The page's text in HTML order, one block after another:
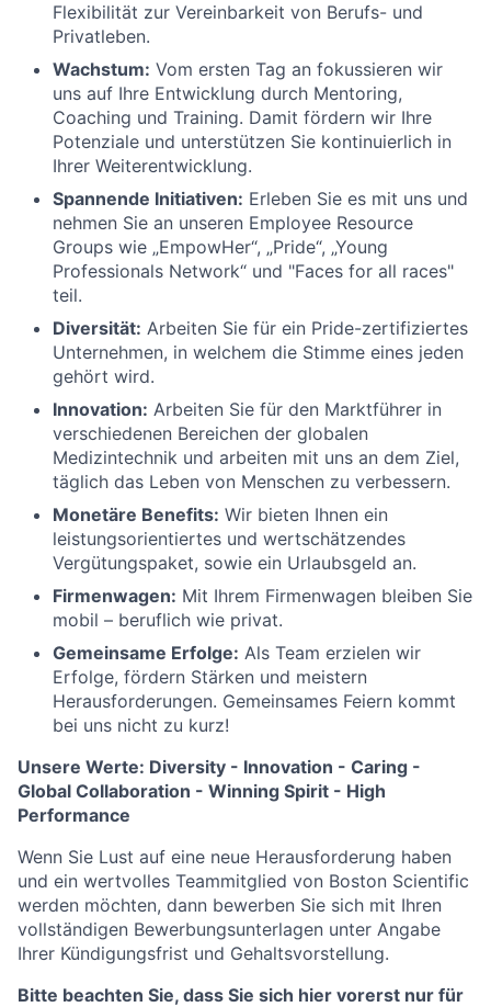
Flexibilität zur Vereinbarkeit von Berufs- und
Privatleben.
Wachstum: Vom ersten Tag an fokussieren wir
uns auf Ihre Entwicklung durch Mentoring,
Coaching und Training. Damit fördern wir Ihre
Potenziale und unterstützen Sie kontinuierlich in
Ihrer Weiterentwicklung.
Spannende Initiativen: Erleben Sie es mit uns und
nehmen Sie an unseren Employee Resource
Groups wie „EmpowHer“, „Pride“, „Young
Professionals Network“ und "Faces for all races"
teil.
Diversität: Arbeiten Sie für ein Pride-zertifiziertes
Unternehmen, in welchem die Stimme eines jeden
gehört wird.
Innovation: Arbeiten Sie für den Marktführer in
verschiedenen Bereichen der globalen
Medizintechnik und arbeiten mit uns an dem Ziel,
täglich das Leben von Menschen zu verbessern.
Monetäre Benefits: Wir bieten Ihnen ein
leistungsorientiertes und wertschätzendes
Vergütungspaket, sowie ein Urlaubsgeld an.
Firmenwagen: Mit Ihrem Firmenwagen bleiben Sie
mobil – beruflich wie privat.
Gemeinsame Erfolge: Als Team erzielen wir
Erfolge, fördern Stärken und meistern
Herausforderungen. Gemeinsames Feiern kommt
bei uns nicht zu kurz!
Unsere Werte: Diversity - Innovation - Caring -
Global Collaboration - Winning Spirit - High
Performance
Wenn Sie Lust auf eine neue Herausforderung haben
und ein wertvolles Teammitglied von Boston Scientific
werden möchten, dann bewerben Sie sich mit Ihren
vollständigen Bewerbungsunterlagen unter Angabe
Ihrer Kündigungsfrist und Gehaltsvorstellung.
Bitte beachten Sie, dass Sie sich hier vorerst nur für